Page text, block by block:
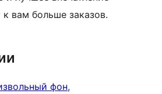
к вам больше заказов.
фон